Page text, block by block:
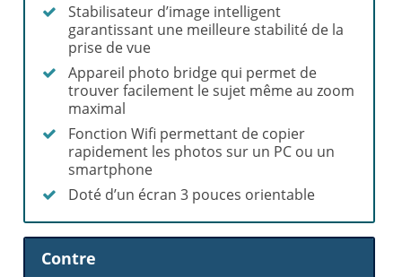
Stabilisateur d’image intelligent
garantissant une meilleure stabilité de la
prise de vue
Appareil photo bridge qui permet de
trouver facilement le sujet même au zoom
maximal
Fonction Wifi permettant de copier
rapidement les photos sur un PC ou un
smartphone
Doté d’un écran 3 pouces orientable
Contre